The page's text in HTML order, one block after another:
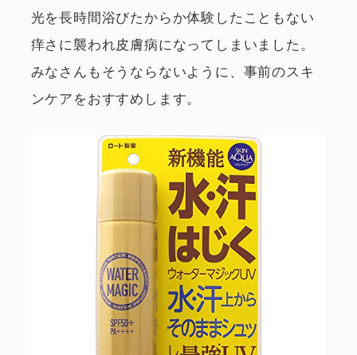
光を長時間浴びたからか体験したこともない
痒さに襲われ皮膚病になってしまいました。
みなさんもそうならないように、事前のスキ
ンケアをおすすめします。